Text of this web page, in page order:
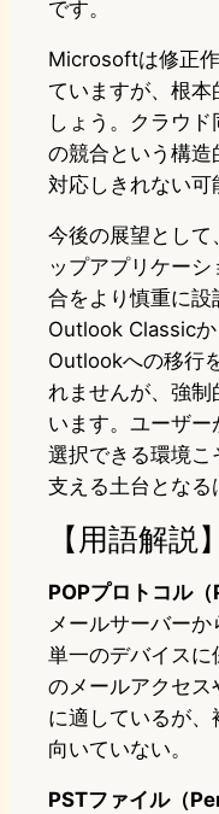
です。
Microsoftは修正
ていますが、根
しょう。クラウ
の競合という構
対応しきれない可
今後の展望とし
ップアプリケー
合をより慎重に設
Outlook Classic
Outlookへの移行
れませんが、強
います。ユーザ
選択できる環境
支える土台となる
【用語解説】
POPプロトコル
メールサーバー
単一のデバイス
のメールアクセ
に適しているが
向いていない。
PSTファイル（